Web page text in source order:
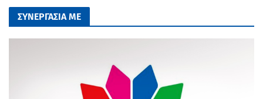
ΣΥΝΕΡΓΑΣΙΑ ΜΕ